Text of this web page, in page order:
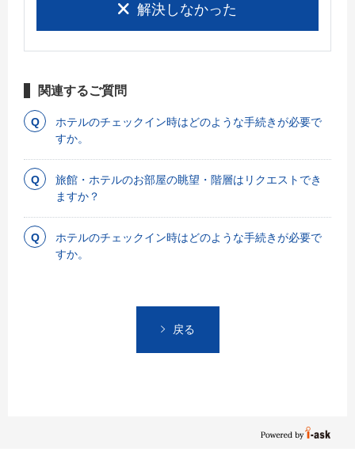
解決しなかった
関連するご質問
ホテルのチェックイン時はどのような手続きが必要で
すか。
旅館・ホテルのお部屋の眺望・階層はリクエストでき
ますか？
ホテルのチェックイン時はどのような手続きが必要で
すか。
戻る